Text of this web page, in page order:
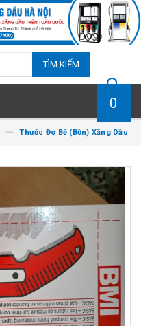
TÌM KIẾM
0
Thước Đo Bể (Bồn) Xăng Dầu